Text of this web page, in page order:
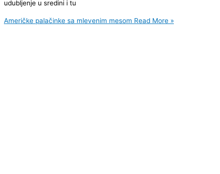
udubljenje u sredini i tu
Američke palačinke sa mlevenim mesom Read More »